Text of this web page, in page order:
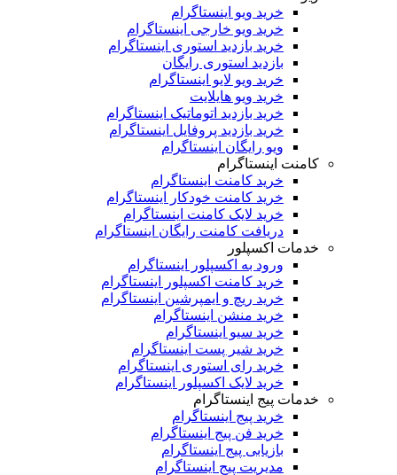
خرید ویو اینستاگرام
خرید ویو خارجی اینستاگرام
خرید بازدید استوری اینستاگرام
بازدید استوری رایگان
خرید ویو لایو اینستاگرام
خرید ویو هایلایت
خرید بازدید اتوماتیک اینستاگرام
خرید بازدید پروفایل اینستاگرام
ویو رایگان اینستاگرام
کامنت اینستاگرام
خرید کامنت اینستاگرام
خرید کامنت خودکار اینستاگرام
خرید لایک کامنت اینستاگرام
دریافت کامنت رایگان اینستاگرام
خدمات اکسپلور
ورود به اکسپلور اینستاگرام
خرید کامنت اکسپلور اینستاگرام
خرید ریچ و ایمپرشین اینستاگرام
خرید منشن اینستاگرام
خرید سیو اینستاگرام
خرید شیر پست اینستاگرام
خرید رای استوری اینستاگرام
خرید لایک اکسپلور اینستاگرام
خدمات پیج اینستاگرام
خرید پیج اینستاگرام
خرید فن پیج اینستاگرام
بازیابی پیج اینستاگرام
مدیریت پیج اینستاگرام